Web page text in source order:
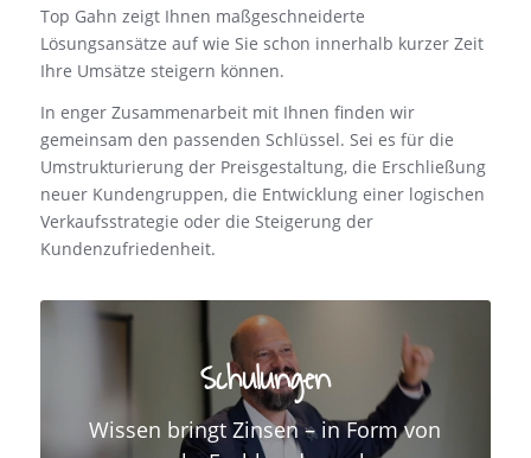
Top Gahn zeigt Ihnen maßgeschneiderte
Lösungsansätze auf wie Sie schon innerhalb kurzer Zeit
Ihre Umsätze steigern können.
In enger Zusammenarbeit mit Ihnen finden wir
gemeinsam den passenden Schlüssel. Sei es für die
Umstrukturierung der Preisgestaltung, die Erschließung
neuer Kundengruppen, die Entwicklung einer logischen
Verkaufsstrategie oder die Steigerung der
Kundenzufriedenheit.
Schulungen
Wissen bringt Zinsen – in Form von